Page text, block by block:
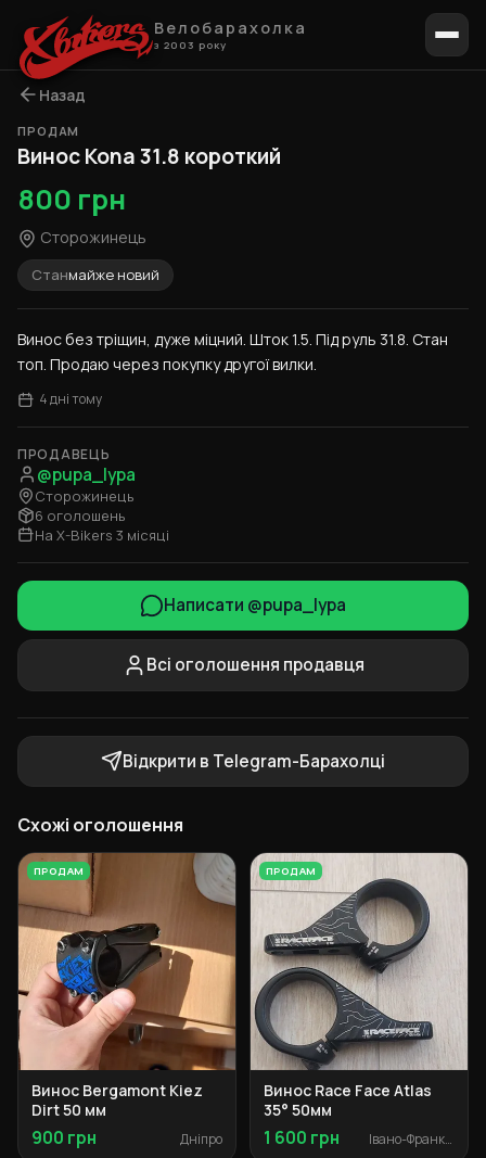
Велобарахолка
з 2003 року
Назад
ПРОДАМ
Винос Kona 31.8 короткий
800 грн
Сторожинець
Станмайже новий
Винос без тріщин, дуже міцний. Шток 1.5. Під руль 31.8. Стан
топ. Продаю через покупку другої вилки.
4 дні тому
ПРОДАВЕЦЬ
@pupa_lypa
Сторожинець
6 оголошень
На X-Bikers 3 місяці
Написати @pupa_lypa
Всі оголошення продавця
Відкрити в Telegram-Барахолці
Схожі оголошення
ПРОДАМ
Винос Bergamont Kiez
Dirt 50 мм
900 грн Дніпро
ПРОДАМ
Винос Race Face Atlas
35° 50мм
1 600 грн Івано-Франківськ